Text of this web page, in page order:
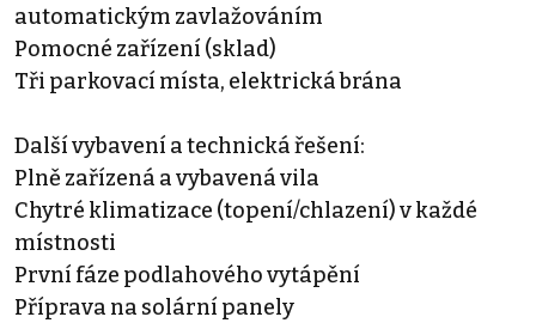
automatickým zavlažováním
Pomocné zařízení (sklad)
Tři parkovací místa, elektrická brána
Další vybavení a technická řešení:
Plně zařízená a vybavená vila
Chytré klimatizace (topení/chlazení) v každé
místnosti
První fáze podlahového vytápění
Příprava na solární panely